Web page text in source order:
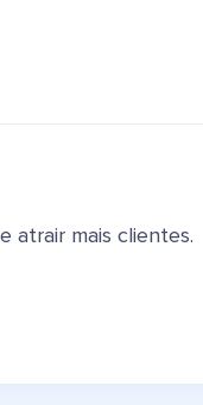
atrair mais clientes.